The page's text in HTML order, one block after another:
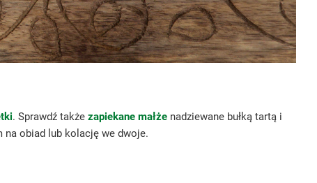
. Sprawdź także zapiekane małże nadziewane bułką tartą i
na obiad lub kolację we dwoje.